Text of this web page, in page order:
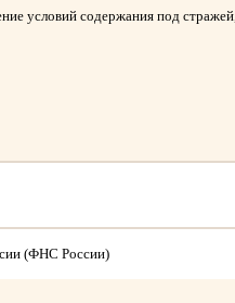
условий содержания под стражей,
(ФНС России)